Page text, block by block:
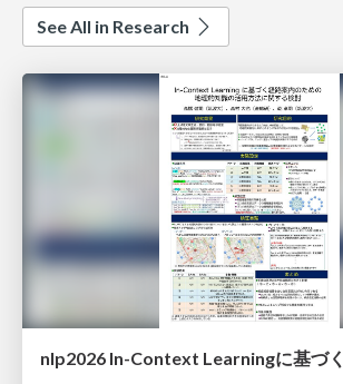
See All in Research